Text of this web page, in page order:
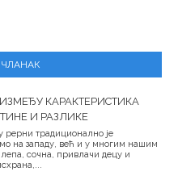
КАРАКТЕРИСТИКА
И РАЗЛИКЕ
рерни традиционално је
на западу, већ и у многим нашим
сочна, привлачи децу и